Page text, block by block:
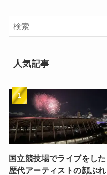
人気記事
国立競技場でライブをした
歴代アーティストの顔ぶれ